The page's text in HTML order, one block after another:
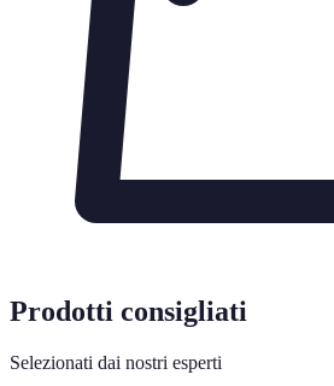
Prodotti consigliati
Selezionati dai nostri esperti